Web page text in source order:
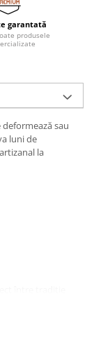
garantată
produsele
sau
luni de
la
în două),
bună
trece printr-